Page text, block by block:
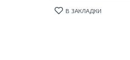
В ЗАКЛАДКИ